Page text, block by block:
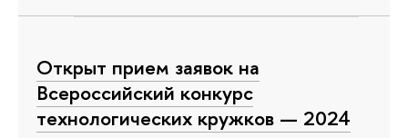
Открыт прием заявок на
Всероссийский конкурс
технологических кружков — 2024